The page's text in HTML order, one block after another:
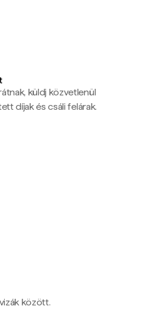
küldj közvetlenül
díjak és csáli felárak.
között.